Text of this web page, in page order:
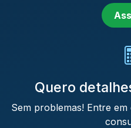
Quero
Sem problemas! Entre